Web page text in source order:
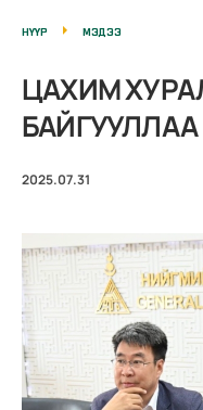
НҮҮР МЭДЭЭ
ЦАХИМ
БАЙГУУЛЛАА
2025.07.31